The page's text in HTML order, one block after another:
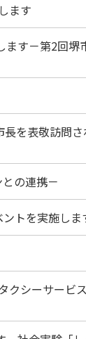
ます
す－第2回堺
を表敬訪問さ
の連携－
トを実施しま
クシーサービ